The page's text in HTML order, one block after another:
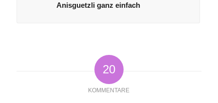
Anisguetzli ganz einfach
20
KOMMENTARE